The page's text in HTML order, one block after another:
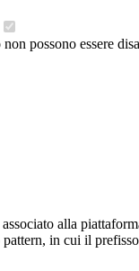
possono essere
alla
in cui il